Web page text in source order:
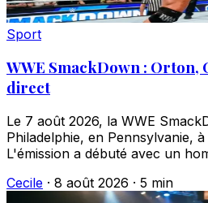
Sport
WWE SmackDown : Orton,
direct
Le 7 août 2026, la WWE
Philadelphie, en Pennsylvanie,
L'émission a débuté avec un
Cecile · 8 août 2026 · 5 min